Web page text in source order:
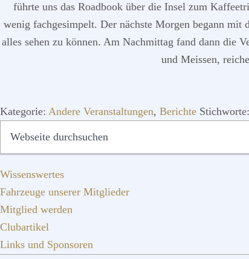
führte uns das Roadbook über die Insel zum
wenig fachgesimpelt. Der nächste Morgen begann mit
alles sehen zu können. Am Nachmittag fand dann die
und Meissen,
Kategorie: Andere Veranstaltungen, Berichte Stichworte:
SEITENSPALTE
Wissenswertes
Fahrzeuge unserer Mitglieder
Mitglied werden
Clubartikel
Links und Sponsoren